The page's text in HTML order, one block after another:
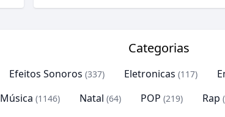
Categorias
Efeitos Sonoros (337) Eletronicas (117)
Música (1146) Natal (64) POP (219) Rap